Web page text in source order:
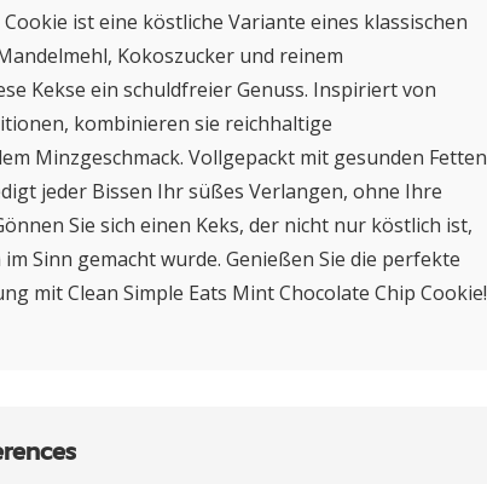
ist eine köstliche Variante eines klassischen
Kokoszucker und reinem
Kekse ein schuldfreier Genuss. Inspiriert von
kombinieren sie reichhaltige
Minzgeschmack. Vollgepackt mit gesunden Fetten
jeder Bissen Ihr süßes Verlangen, ohne Ihre
Sie sich einen Keks, der nicht nur köstlich ist,
Sinn gemacht wurde. Genießen Sie die perfekte
mit Clean Simple Eats Mint Chocolate Chip Cookie!